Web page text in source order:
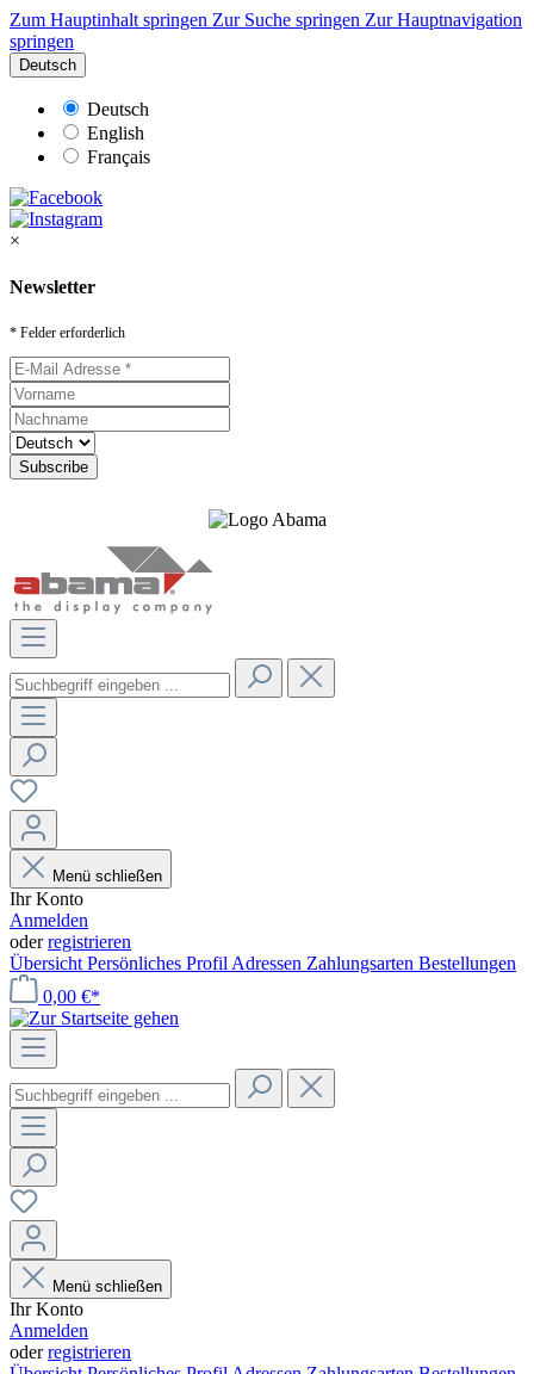
Zum Hauptinhalt springen Zur Suche springen Zur Hauptnavigation
springen
Deutsch
Deutsch
English
Français
×
Newsletter
* Felder erforderlich
Menü schließen
Ihr Konto
Anmelden
oderregistrieren
Übersicht Persönliches Profil Adressen Zahlungsarten Bestellungen
0,00 €*
Menü schließen
Ihr Konto
Anmelden
oderregistrieren